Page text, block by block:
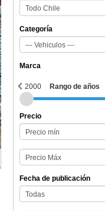
Categoría
Marca
2000 Rango de años
Precio
Fecha de publicación